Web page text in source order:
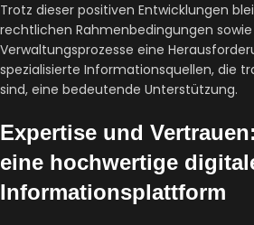
Trotz dieser positiven Entwicklungen
rechtlichen Rahmenbedingungen
Verwaltungsprozesse eine
spezialisierte Informationsquellen, die
sind, eine bedeutende Unterstützung.
Expertise und
eine hochwertige
Informationsplattform